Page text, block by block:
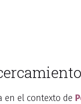
en el contexto de